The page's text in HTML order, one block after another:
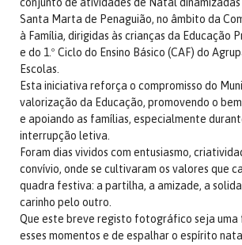
Santa Marta de Penaguião, no âmbito da
à Família, dirigidas às crianças da Educação
e do 1.º Ciclo do Ensino Básico (CAF) do
Escolas.
Esta iniciativa reforça o compromisso do
valorização da Educação, promovendo o
e apoiando as famílias, especialmente
interrupção letiva.
Foram dias vividos com entusiasmo,
convívio, onde se cultivaram os valores que
quadra festiva: a partilha, a amizade, a
carinho pelo outro.
Que este breve registo fotográfico seja uma
esses momentos e de espalhar o espírito